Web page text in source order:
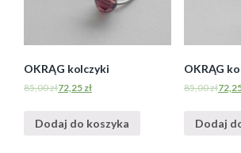
OKRĄG kolczyki
85,00zł72,25 zł
Dodaj do koszyka
OKRĄG
85,00zł
Dodaj